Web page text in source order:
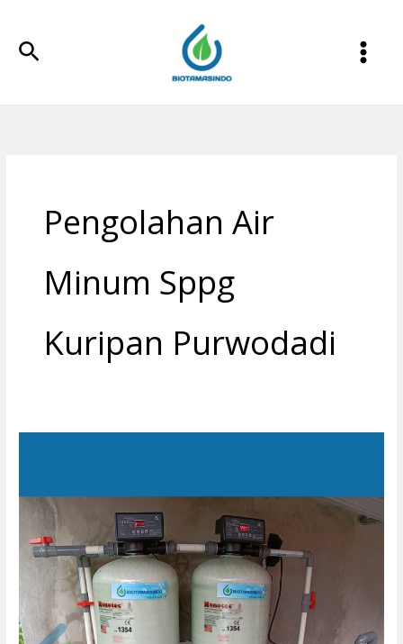
konten
Cari
Pengolahan Air
Minum Sppg
Kuripan Purwodadi
Dapur
MBG
Kuripan
Purwodadi